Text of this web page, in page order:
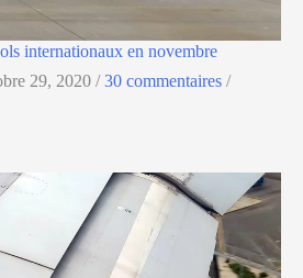
internationaux en novembre
29, 2020 /30 commentaires /